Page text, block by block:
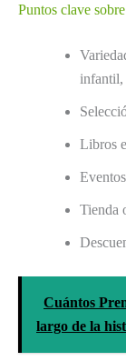
Puntos clave
infantil,
Libros
Tienda
Cuántos
largo de la